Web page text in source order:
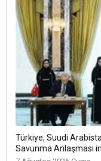
Türkiye, Suudi
Savunma Anlaşması